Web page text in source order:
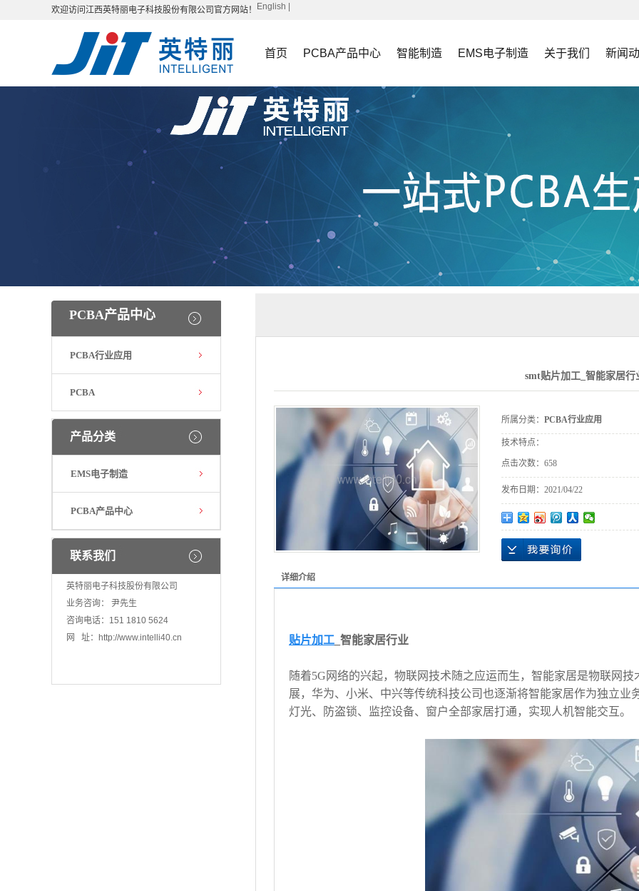
English
欢迎访问江西英特丽电子科技股份有限公司官方网站！
首页 PCBA产品中心 智能制造 EMS电子制造 关于我们 新闻
PCBA产品中心
PCBA行业应用
PCBA
产品分类
EMS电子制造
PCBA产品中心
联系我们
英特丽电子科技股份有限公司
业务咨询： 尹先生
咨询电话：151 1810 5624
网 址：
http://www.intelli40.cn
smt贴片加工_智能家居行
所属分类： PCBA行业应用
技术特点：
点击次数： 658
发布日期： 2021/04/22
详细介绍
贴片加工 _智能家居行业
随着5G网络的兴起，物联网技术随之应运而生，智能家居是物联网
展，华为、小米、中兴等传统科技公司也逐渐将智能家居作为独立
灯光、防盗锁、监控设备、窗户全部家居打通，实现人机智能交互。